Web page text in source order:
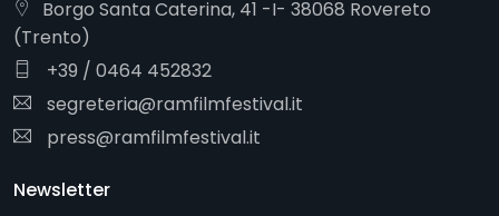
Borgo Santa Caterina, 41 -I- 38068 Rovereto
(Trento)
+39 / 0464 452832
segreteria@ramfilmfestival.it
press@ramfilmfestival.it
Newsletter